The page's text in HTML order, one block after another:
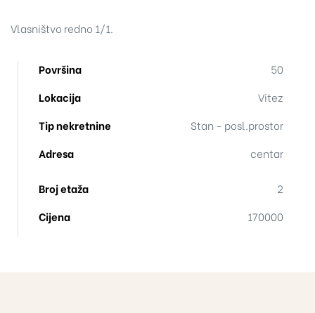
Vlasništvo redno 1/1.
Površina
50
Lokacija
Vitez
Tip nekretnine
Stan - posl.prostor
Adresa
centar
Broj etaža
2
Cijena
170000